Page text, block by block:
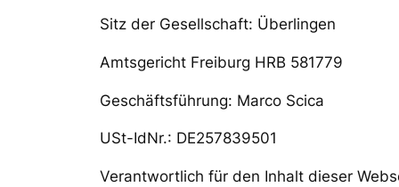
Sitz der Gesellschaft: Überlingen
Amtsgericht Freiburg HRB 581779
Geschäftsführung: Marco Scica
USt-IdNr.: DE257839501
Verantwortlich für den Inhalt dieser